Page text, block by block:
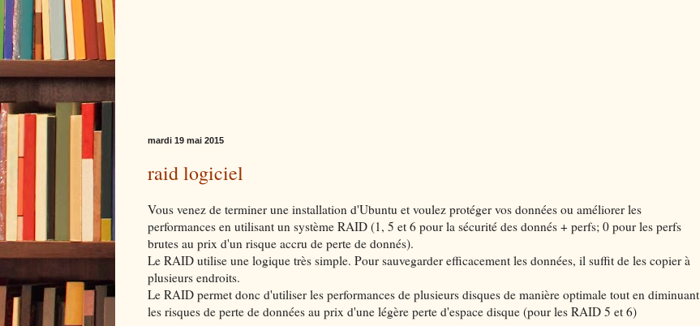
mardi 19 mai 2015
raid logiciel
Vous venez de terminer une installation d'Ubuntu et voulez protéger vos données ou améliorer les
performances en utilisant un système RAID (1, 5 et 6 pour la sécurité des donnés + perfs; 0 pour les perfs
brutes au prix d'un risque accru de perte de donnés).
Le RAID utilise une logique très simple. Pour sauvegarder efficacement les données, il suffit de les copier à
plusieurs endroits.
Le RAID permet donc d'utiliser les performances de plusieurs disques de manière optimale tout en diminuant
les risques de perte de données au prix d'une légère perte d'espace disque (pour les RAID 5 et 6)